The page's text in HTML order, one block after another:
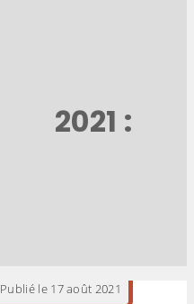
2021 :
Publié le 17 août 2021